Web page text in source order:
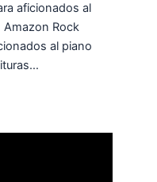
aficionados al
Amazon Rock
al piano